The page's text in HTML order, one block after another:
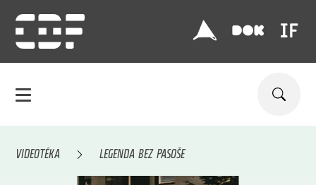
VIDEOTÉKA LEGENDA BEZ PASOŠE